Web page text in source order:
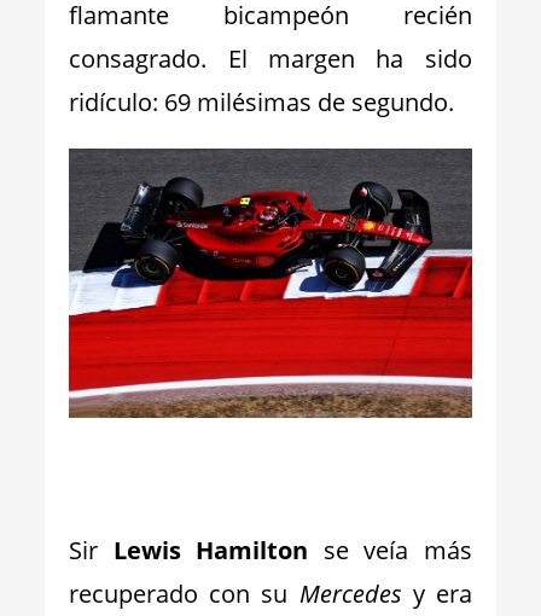
flamante bicampeón recién
consagrado. El margen ha sido
ridículo: 69 milésimas de segundo.
Sir Lewis Hamilton se veía más
recuperado con su Mercedes y era